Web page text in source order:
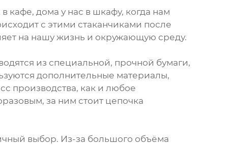
кафе, дома у нас в шкафу, когда нам
с этими стаканчиками после
на нашу жизнь и окружающую среду.
из специальной, прочной бумаги,
дополнительные материалы,
производства, как и любое
за ним стоит цепочка
выбор. Из-за большого объёма